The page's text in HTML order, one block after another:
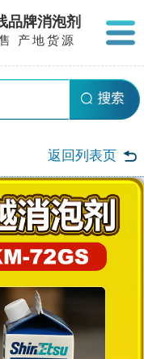
品牌消泡剂
产地货源
返回列表页